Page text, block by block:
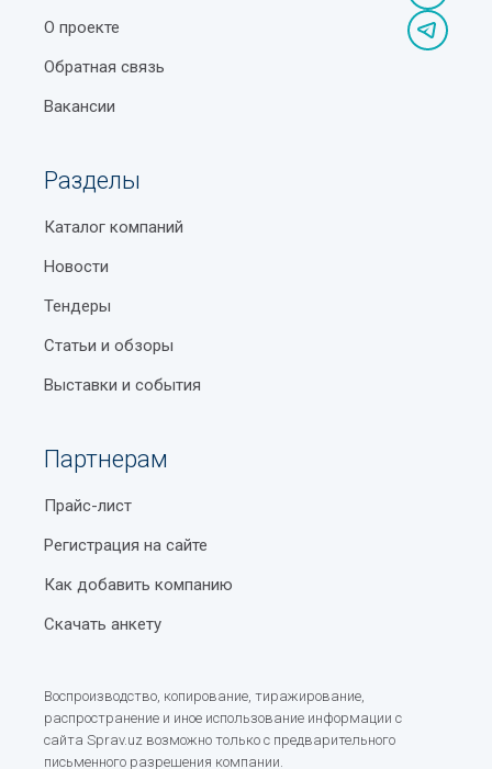
О проекте
Обратная связь
Вакансии
Разделы
Каталог компаний
Новости
Тендеры
Статьи и обзоры
Выставки и события
Партнерам
Прайс-лист
Регистрация на сайте
Как добавить компанию
Скачать анкету
Воспроизводство, копирование, тиражирование,
распространение и иное использование информации с
сайта Sprav.uz возможно только с предварительного
письменного разрешения компании.